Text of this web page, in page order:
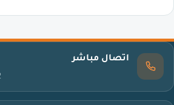
اتصال مباشر